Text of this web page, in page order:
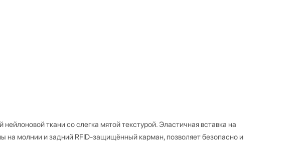
ткани со слегка мятой текстурой. Эластичная вставка на
на молнии и задний RFID-защищённый карман, позволяет безопасно и